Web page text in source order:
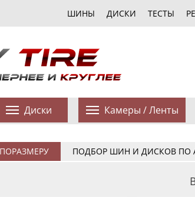
ШИНЫ ДИСКИ ТЕСТЫ
Диски Камеры / Ленты
ПОДБОР ШИН И ДИСКОВ ПО